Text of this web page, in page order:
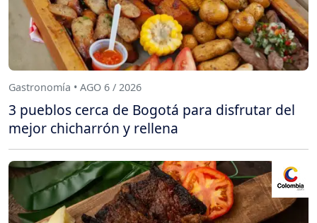
Gastronomía • AGO 6 / 2026
3 pueblos cerca de Bogotá para disfrutar del
mejor chicharrón y rellena